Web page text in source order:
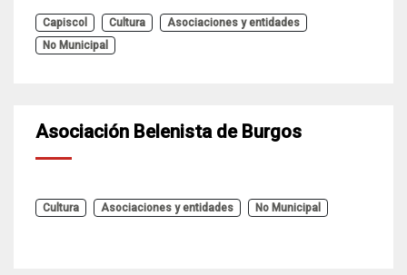
Capiscol Cultura
Asociaciones y entidades
No Municipal
Asociación Belenista de Burgos
Cultura Asociaciones y entidades No Municipal